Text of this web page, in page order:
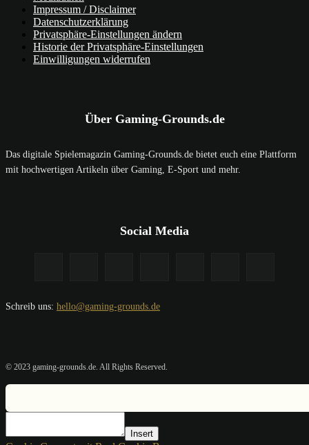
Impressum / Disclaimer
Datenschutzerklärung
Privatsphäre-Einstellungen ändern
Historie der Privatsphäre-Einstellungen
Einwilligungen widerrufen
Über Gaming-Grounds.de
Das digitale Spielemagazin Gaming-Grounds.de bietet euch eine Plattform
mit hochwertigen Artikeln über Gaming, E-Sport und mehr.
Social Media
Schreib uns: hello@gaming-grounds.de
© 2023 gaming-grounds.de. All Rights Reserved.
Insert